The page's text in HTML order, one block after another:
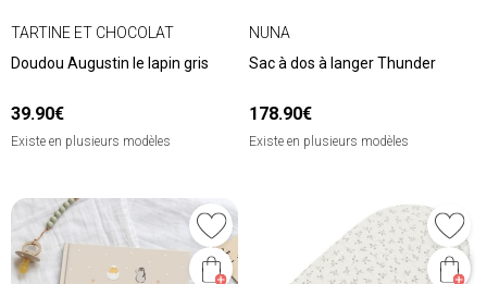
TARTINE ET CHOCOLAT
Doudou Augustin le lapin gris
39.90€
Existe en plusieurs modèles
NUNA
Sac à dos à langer Thunder
178.90€
Existe en plusieurs modèles